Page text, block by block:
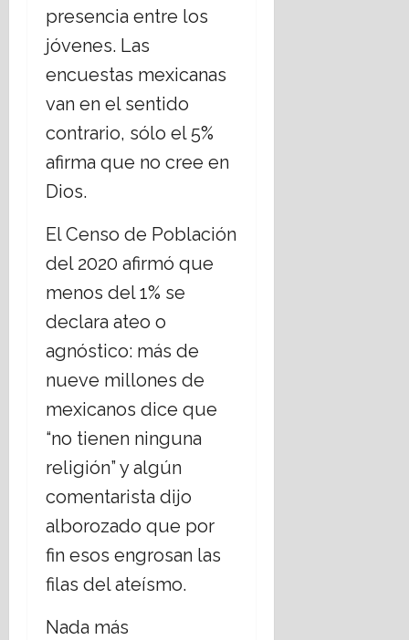
presencia entre los
jóvenes. Las
encuestas mexicanas
van en el sentido
contrario, sólo el 5%
afirma que no cree en
Dios.
El Censo de Población
del 2020 afirmó que
menos del 1% se
declara ateo o
agnóstico: más de
nueve millones de
mexicanos dice que
“no tienen ninguna
religión” y algún
comentarista dijo
alborozado que por
fin esos engrosan las
filas del ateísmo.
Nada más